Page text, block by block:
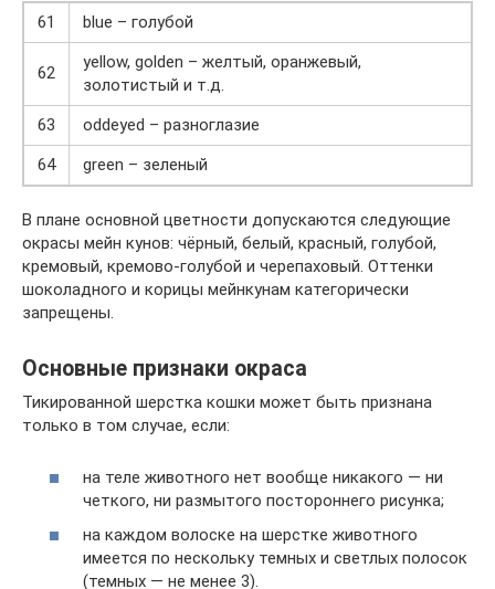
61 blue – голубой
62
yellow, golden – желтый, оранжевый,
золотистый и т.д.
63
oddeyed – разноглазие
64
green – зеленый
В плане основной цветности допускаются следующие
окрасы мейн кунов: чёрный, белый, красный, голубой,
кремовый, кремово-голубой и черепаховый. Оттенки
шоколадного и корицы мейнкунам категорически
запрещены.
Основные признаки окраса
Тикированной шерстка кошки может быть признана
только в том случае, если:
на теле животного нет вообще никакого — ни
четкого, ни размытого постороннего рисунка;
на каждом волоске на шерстке животного
имеется по нескольку темных и светлых полосок
(темных — не менее 3).